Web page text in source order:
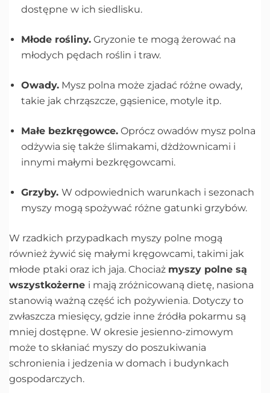
dostępne w ich siedlisku.
Młode rośliny. Gryzonie te mogą żerować na
młodych pędach roślin i traw.
Owady. Mysz polna może zjadać różne owady,
takie jak chrząszcze, gąsienice, motyle itp.
Małe bezkręgowce. Oprócz owadów mysz polna
odżywia się także ślimakami, dżdżownicami i
innymi małymi bezkręgowcami.
Grzyby. W odpowiednich warunkach i sezonach
myszy mogą spożywać różne gatunki grzybów.
W rzadkich przypadkach myszy polne mogą
również żywić się małymi kręgowcami, takimi jak
młode ptaki oraz ich jaja. Chociaż myszy polne są
wszystkożerne i mają zróżnicowaną dietę, nasiona
stanowią ważną część ich pożywienia. Dotyczy to
zwłaszcza miesięcy, gdzie inne źródła pokarmu są
mniej dostępne. W okresie jesienno-zimowym
może to skłaniać myszy do poszukiwania
schronienia i jedzenia w domach i budynkach
gospodarczych.